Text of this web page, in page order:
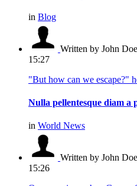
in Blog
Written by John Doe
15:27
"But how can we escape?"
Nulla pellentesque diam a
in World News
Written by John Doe
15:26